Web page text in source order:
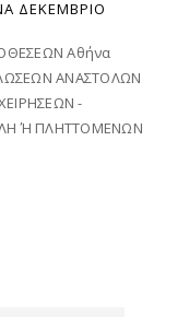
ΔΕΚΈΜΒΡΙΟ
Αθήνα
ΑΝΑΣΤΟΛΩΝ
-
Ή ΠΛΗΤΤΟΜΕΝΩΝ